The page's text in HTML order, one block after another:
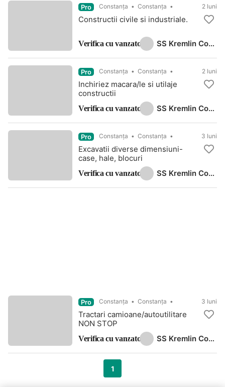
SS Kremlin Construct
Pro Constanţa Constanța 2 luni
Constructii civile si industriale.
Verifica cu vanzatorul
SS Kremlin Construct
Pro Constanţa Constanța 2 luni
Inchiriez macara/le si utilaje
constructii
Verifica cu vanzatorul
SS Kremlin Construct
Pro Constanţa Constanța 3 luni
Excavatii diverse dimensiuni-
case, hale, blocuri
Verifica cu vanzatorul
SS Kremlin Construct
Pro Constanţa Constanța 3 luni
Tractari camioane/autoutilitare
NON STOP
Verifica cu vanzatorul
1